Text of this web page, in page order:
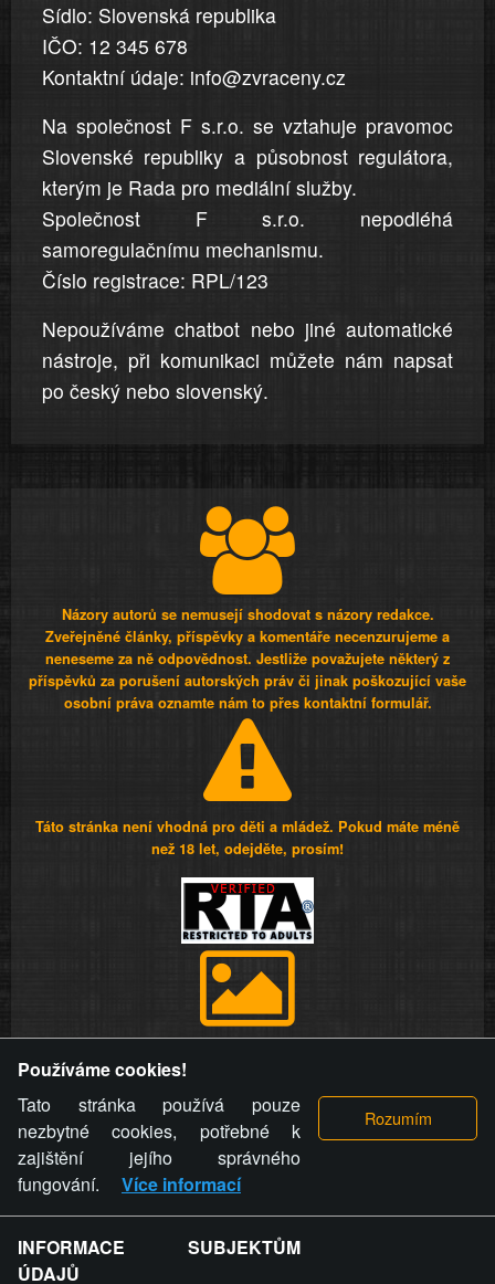
přesná
a
úplná
Sídlo: Slovenská republika
IČO: 12 345 678
Kontaktní údaje: info@zvraceny.cz
Na společnost F s.r.o. se vztahuje pravomoc
Slovenské republiky a působnost regulátora,
kterým je Rada pro mediální služby.
Společnost F s.r.o. nepodléhá
samoregulačnímu mechanismu.
Číslo registrace: RPL/123
Nepoužíváme chatbot nebo jiné automatické
nástroje, při komunikaci můžete nám napsat
po český nebo slovenský.
Názory autorů se nemusejí shodovat s názory redakce.
Zveřejněné články, příspěvky a komentáře necenzurujeme a
neneseme za ně odpovědnost. Jestliže považujete některý z
příspěvků za porušení autorských práv či jinak poškozující vaše
osobní práva oznamte nám to přes kontaktní formulář.
Táto stránka není vhodná pro děti a mládež. Pokud máte méně
než 18 let, odejděte, prosím!
videa a komentáře. Osoba, které se toto opatření provozovatele
stránky týče, ani osoba, která umístila fotografii nebo video na
stránku, nemůže z důvodu odstranění fotografie, videa nebo
komentáře pro výše uvedenou okolnost uplatnit vůči
provozovateli stránky žádný nárok na náhradu škody nebo
nemajetkové újmy.
ZVRÁCENÝ.CZ - Svět není zvrácenej. To jen
Používáme cookies!
Tato stránka používá pouze
nezbytné cookies, potřebné k
zajištění jejího správného
fungování.
Více informací
INFORMACE SUBJEKTŮM
ÚDAJŮ